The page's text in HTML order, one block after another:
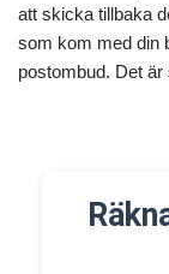
att skicka tillbaka
som kom med din
postombud. Det